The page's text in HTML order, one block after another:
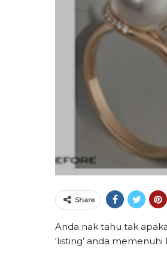
Share
Anda nak tahu tak
‘listing’ anda